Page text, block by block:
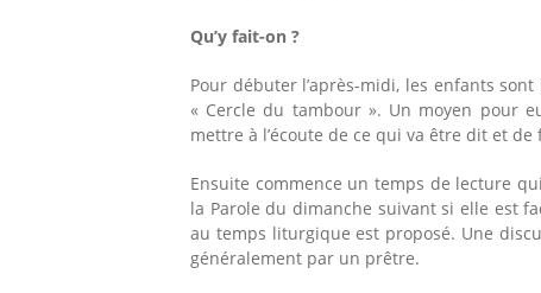
Qu’y fait-on ?
Pour débuter l’après-midi, les enfants
« Cercle du tambour ». Un moyen pour
mettre à l’écoute de ce qui va être dit et
Ensuite commence un temps de lecture
la Parole du dimanche suivant si elle est
au temps liturgique est proposé. Une
généralement par un prêtre.